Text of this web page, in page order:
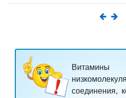
Витамины
соединения,